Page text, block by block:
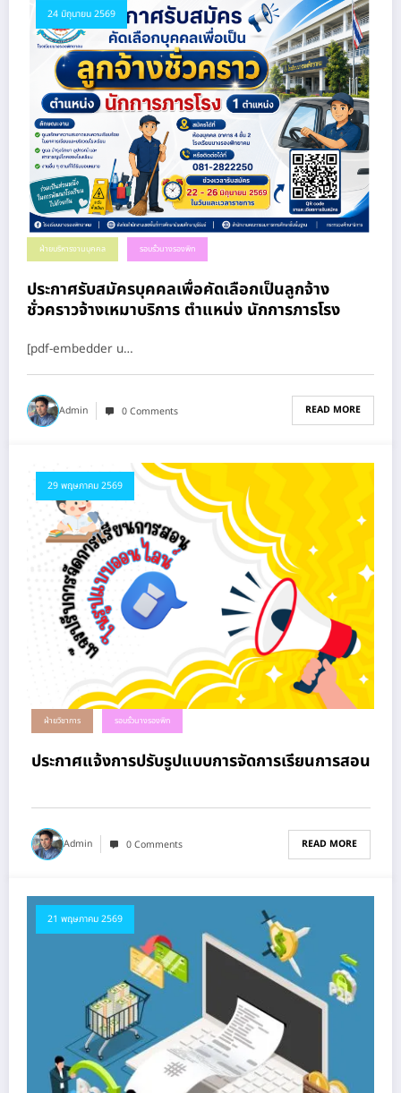
24 มิถุนายน 2569
ฝ่ายบริหารงานบุคคล รอบรั้วนางรองพิท
ประกาศรับสมัครบุคคลเพื่อคัดเลือกเป็นลูกจ้าง
ชั่วคราวจ้างเหมาบริการ ตำแหน่ง นักการภารโรง
[pdf-embedder u…
Admin 0 Comments READ MORE
29 พฤษภาคม 2569
ฝ่ายวิชาการ รอบรั้วนางรองพิท
ประกาศแจ้งการปรับรูปแบบการจัดการเรียนการสอน
Admin 0 Comments READ MORE
21 พฤษภาคม 2569